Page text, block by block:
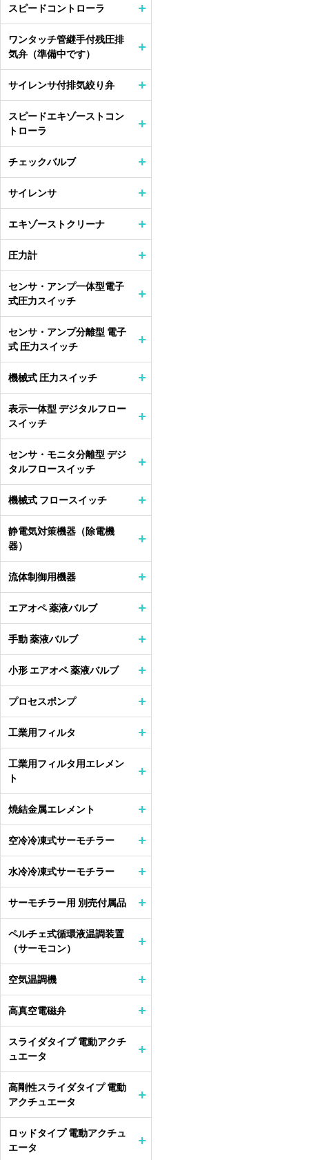
スピードコントローラ
ワンタッチ管継手付残圧排
気弁（準備中です）
サイレンサ付排気絞り弁
スピードエキゾーストコン
トローラ
チェックバルブ
サイレンサ
エキゾーストクリーナ
圧力計
センサ・アンプ一体型電子
式圧力スイッチ
センサ・アンプ分離型 電子
式 圧力スイッチ
機械式 圧力スイッチ
表示一体型 デジタルフロー
スイッチ
センサ・モニタ分離型 デジ
タルフロースイッチ
機械式 フロースイッチ
静電気対策機器（除電機
器）
流体制御用機器
エアオペ 薬液バルブ
手動 薬液バルブ
小形 エアオペ 薬液バルブ
プロセスポンプ
工業用フィルタ
工業用フィルタ用エレメン
ト
焼結金属エレメント
空冷冷凍式サーモチラー
水冷冷凍式サーモチラー
サーモチラー用 別売付属品
ペルチェ式循環液温調装置
（サーモコン）
空気温調機
高真空電磁弁
スライダタイプ 電動アクチ
ュエータ
高剛性スライダタイプ 電動
アクチュエータ
ロッドタイプ 電動アクチュ
エータ